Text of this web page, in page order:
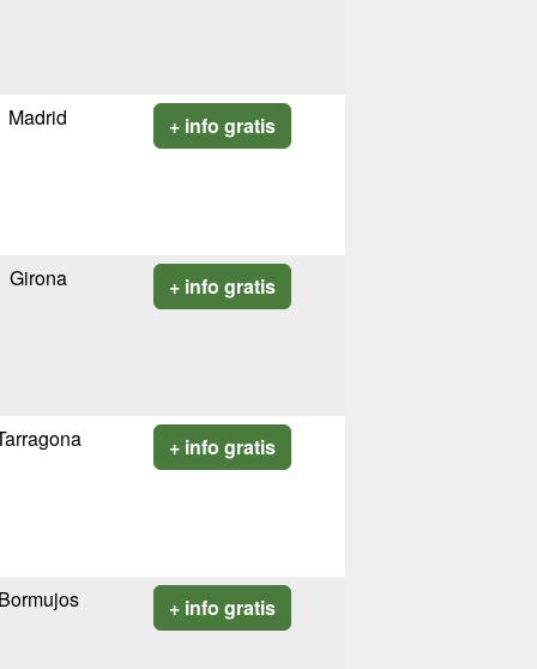
Madrid + info gratis
Girona + info gratis
+ info gratis
Bormujos + info gratis